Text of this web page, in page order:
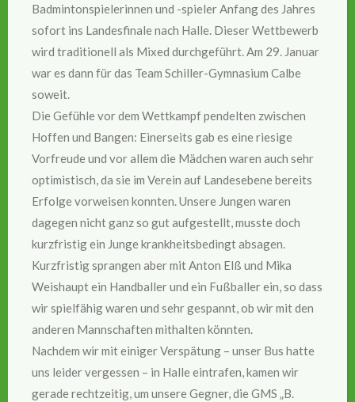
Badmintonspielerinnen und -spieler Anfang des Jahres
sofort ins Landesfinale nach Halle. Dieser Wettbewerb
wird traditionell als Mixed durchgeführt. Am 29. Januar
war es dann für das Team Schiller-Gymnasium Calbe
soweit.
Die Gefühle vor dem Wettkampf pendelten zwischen
Hoffen und Bangen: Einerseits gab es eine riesige
Vorfreude und vor allem die Mädchen waren auch sehr
optimistisch, da sie im Verein auf Landesebene bereits
Erfolge vorweisen konnten. Unsere Jungen waren
dagegen nicht ganz so gut aufgestellt, musste doch
kurzfristig ein Junge krankheitsbedingt absagen.
Kurzfristig sprangen aber mit Anton Elß und Mika
Weishaupt ein Handballer und ein Fußballer ein, so dass
wir spielfähig waren und sehr gespannt, ob wir mit den
anderen Mannschaften mithalten könnten.
Nachdem wir mit einiger Verspätung – unser Bus hatte
uns leider vergessen – in Halle eintrafen, kamen wir
gerade rechtzeitig, um unsere Gegner, die GMS „B.